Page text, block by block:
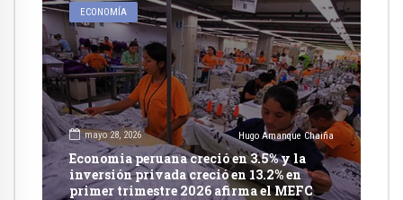
ECONOMÍA
mayo 28, 2026 Hugo Amanque Chaiña
Economia peruana creció en 3.5% y la
inversión privada creció en 13.2% en
primer trimestre 2026 afirma el MEFC